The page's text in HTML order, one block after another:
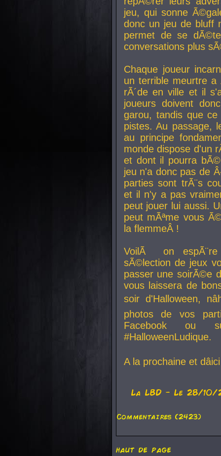
jeu, qui sonne
donc un jeu de bluff
permet de se
conversations plus
Chaque joueur
un terrible meurtre
rÃ´de en ville et il
joueurs doivent
garou, tandis que
pistes. Au passage,
au principe
monde dispose d'un
et dont il pourra
jeu n'a donc pas de
parties sont trÃ¨s
et il n'y a pas
peut jouer lui aussi.
peut mÃªme vous
la flemmeÂ !
VoilÃ on
sÃ©lection de jeux
passer une soirÃ©e
vous laissera de
soir d'Halloween,
photos de vos
Facebook ou
#HalloweenLudique.
A la prochaine et
La LBD - Le 28/10/
Commentaires (2423)
haut de page